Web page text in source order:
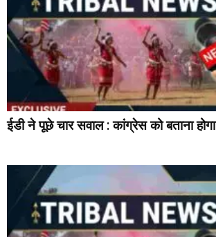
ईडी ने पूछे चार सवाल : कांग्रेस को बताना